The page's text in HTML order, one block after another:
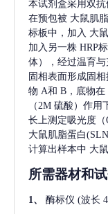
本试剂盒采用双
在预包被 大鼠肌
标板中，加入 大
加入另一株 HRP
体），经过温育
固相表面形成固
物 A和 B，底物在
（2M 硫酸）作
长上测定吸光度
大鼠肌脂蛋白
计算出样本中 大
所需器材和试
1、 酶标仪 (波长